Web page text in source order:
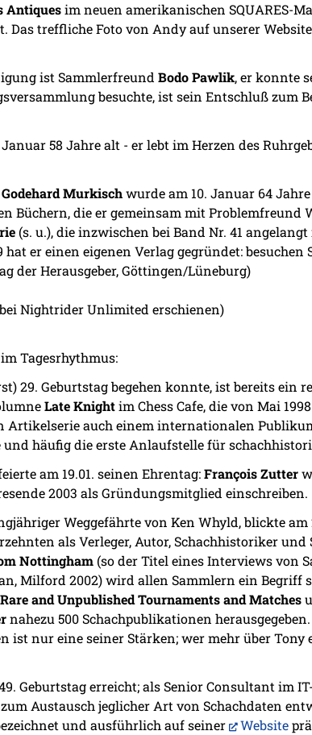
Antiquesim neuen amerikanischen SQUARES-
Das treffliche Foto von Andy auf unserer
ist Sammlerfreund Bodo Pawlik, er konnte
besuchte, ist sein Entschluß zum
58 Jahre alt - er lebt im Herzen des
Godehard Murkischwurde am 10. Januar 64
Büchern, die er gemeinsam mit Problemfreund
(s. u.), die inzwischen bei Band Nr. 41
er einen eigenen Verlag gegründet: besuchen
der Herausgeber, Göttingen/Lüneburg)
Nightrider Unlimited erschienen)
Tagesrhythmus:
29. Geburtstag begehen konnte, ist bereits ein
Late Knightim Chess Cafe, die von Mai
auch einem internationalen
häufig die erste Anlaufstelle für
am 19.01. seinen Ehrentag:François Zutter
2003 als Gründungsmitglied einschreiben.
Weggefährte von Ken Whyld, blickte am
als Verleger, Autor, Schachhistoriker
Nottingham(so der Titel eines Interviews von
Milford 2002) wird allen Sammlern ein
Rare and Unpublished Tournaments and Matches
nahezu 500 Schachpublikationen
ist nur eine seiner Stärken; wer mehr über Tony
Geburtstag erreicht; als Senior Consultant im
Austausch jeglicher Art von Schachdaten
und ausführlich auf seiner Website